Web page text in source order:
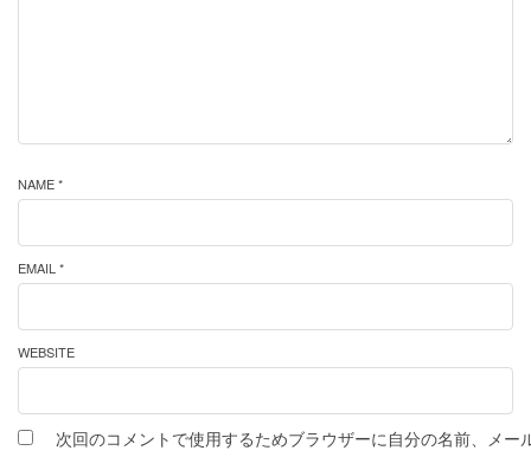
NAME *
EMAIL *
WEBSITE
次回のコメントで使用するためブラウザーに自分の名前、メー